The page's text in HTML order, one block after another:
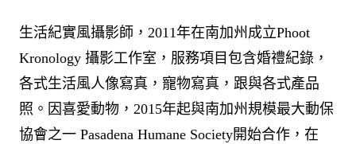
生活紀實風攝影師，2011年在南加州成立Phoot
Kronology 攝影工作室，服務項目包含婚禮紀錄，
各式生活風人像寫真，寵物寫真，跟與各式產品
照。因喜愛動物，2015年起與南加州規模最大動保
協會之一 Pasadena Humane Society開始合作，在